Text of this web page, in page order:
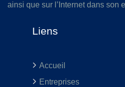
ainsi que sur l’Internet dans son
Liens
Accueil
Entreprises